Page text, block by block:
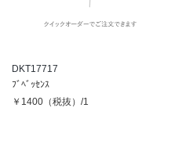
DKT17717
ﾌﾞﾍﾞｯｾﾝｽ
￥1400（税抜）/1